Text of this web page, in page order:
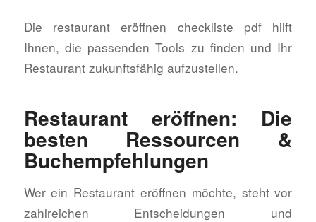
Die restaurant eröffnen checkliste pdf hilft
Ihnen, die passenden Tools zu finden und Ihr
Restaurant zukunftsfähig aufzustellen.
Restaurant eröffnen: Die
besten Ressourcen &
Buchempfehlungen
Wer ein Restaurant eröffnen möchte, steht vor
zahlreichen Entscheidungen und